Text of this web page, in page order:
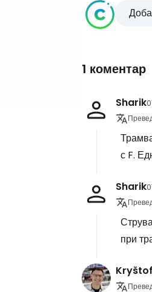
1 коментар
Sharik
с F.
Sharik
при